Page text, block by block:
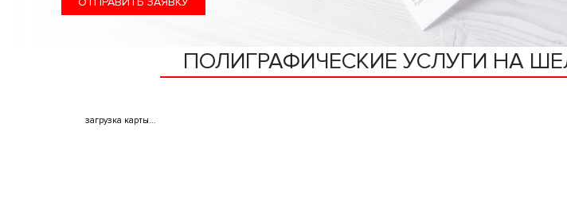
ПОЛИГРАФИЧЕСКИЕ УСЛУГИ НА
загрузка карты...